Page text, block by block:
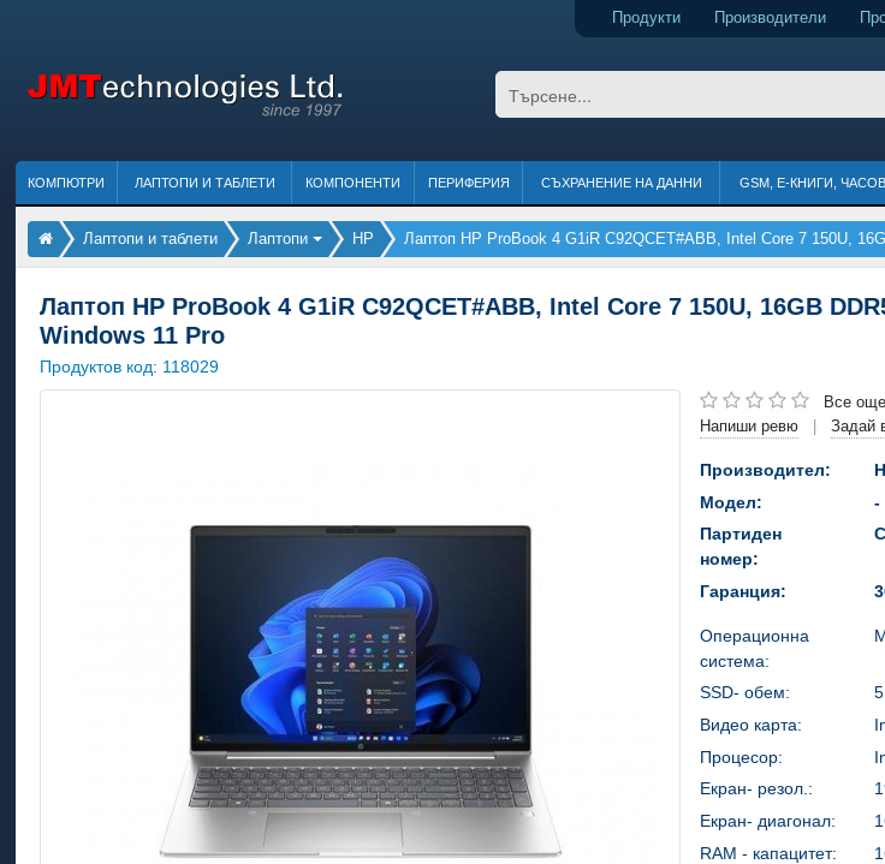
Продукти Производители
КОМПЮТРИ ЛАПТОПИ И ТАБЛЕТИ КОМПОНЕНТИ ПЕРИФЕРИЯ СЪХРАНЕНИЕ НА ДАННИ GSM, Е-КНИГИ,
Лаптопи и таблети Лаптопи HP Лаптоп HP ProBook 4 G1iR C92QCET#ABB, Intel Core 7 150U,
Лаптоп HP ProBook 4 G1iR C92QCET#ABB, Intel Core 7 150U, 16GB
Windows 11 Pro
Продуктов код: 118029
Все
Напиши ревю
Задай
Производител:
Модел:
-
Партиден
номер:
Гаранция:
Операционна
система:
SSD- обем:
Видео карта:
Процесор:
Екран- резол.:
Екран- диагонал:
RAM - капацитет: